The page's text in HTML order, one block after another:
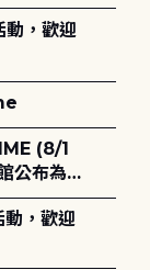
(8/1
公布為
動，歡迎